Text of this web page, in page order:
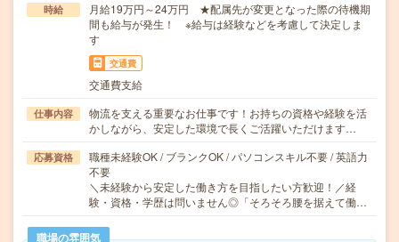
時給
月給19万円～24万円 ★配属先が変更となった際の待機期
間も給与が発生！ ※給与は経験などを考慮して決定しま
す
交通費
交通費支給
仕事内容
物流を支える重要なお仕事です！お持ちの資格や経験を活
かしながら、安定した環境で長くご活躍いただけます…
応募資格
職種未経験OK / ブランクOK / パソコンスキル不要 / 英語力
不要
＼未経験から安定した働き方を目指したい方歓迎！／経
験・資格・学歴は問いません◎「そろそろ腰を据えて働…
職場の雰囲気